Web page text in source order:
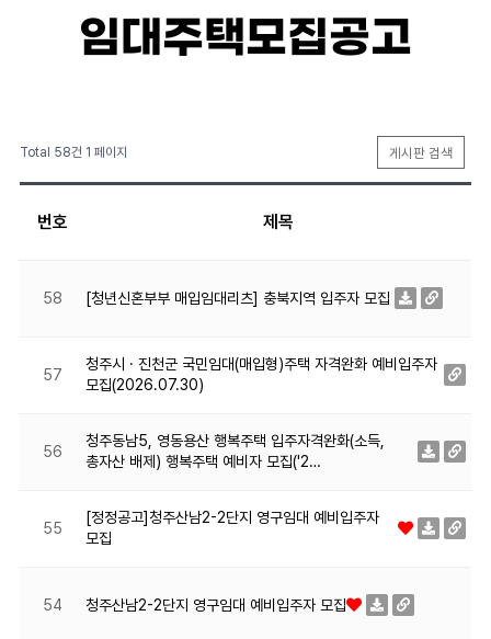
임대주택모집공고
Total 58건 1 페이지 게시판 검색
번호 제목
58 [청년신혼부부 매입임대리츠] 충북지역 입주자 모집
57
청주시 · 진천군 국민임대(매입형)주택 자격완화 예비입주자
모집(2026.07.30)
56
청주동남5, 영동용산 행복주택 입주자격완화(소득,
총자산 배제) 행복주택 예비자 모집('2…
55
[정정공고]청주산남2-2단지 영구임대 예비입주자
모집
54 청주산남2-2단지 영구임대 예비입주자 모집